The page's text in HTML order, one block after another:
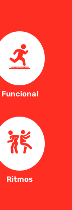
Funcional
Ritmos